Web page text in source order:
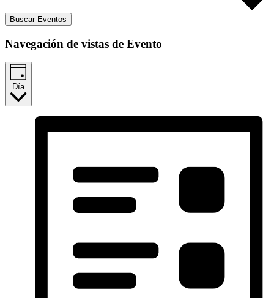
Buscar Eventos
Navegación de vistas de Evento
Día